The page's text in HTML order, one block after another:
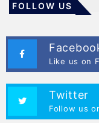
FOLLOW US
Like us on
Twitter
Follow us